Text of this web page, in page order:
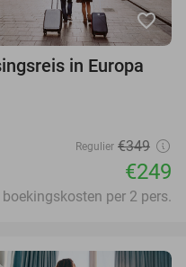
favorite_border
in Europa
Regulier €349
€249
per 2 pers.